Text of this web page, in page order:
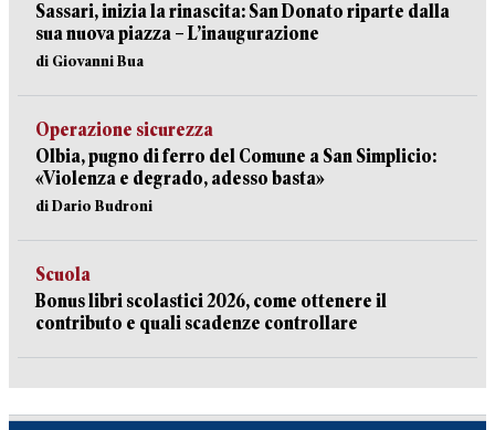
Sassari, inizia la rinascita: San Donato riparte dalla
sua nuova piazza – L’inaugurazione
di Giovanni Bua
Operazione sicurezza
Olbia, pugno di ferro del Comune a San Simplicio:
«Violenza e degrado, adesso basta»
di Dario Budroni
Scuola
Bonus libri scolastici 2026, come ottenere il
contributo e quali scadenze controllare